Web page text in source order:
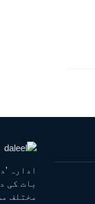
ادارہ
بات کی
مختلف